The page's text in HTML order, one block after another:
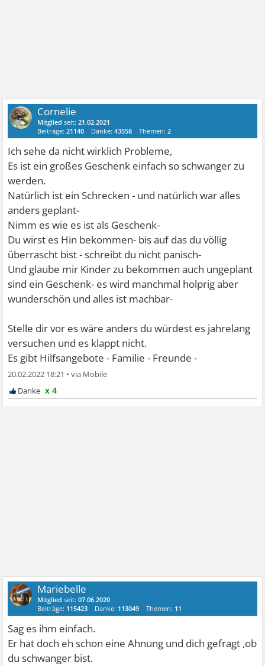
Cornelie
Mitglied seit:21.02.2021
Beiträge:21140 Danke:43558 Themen:2
Ich sehe da nicht wirklich Probleme,
Es ist ein großes Geschenk einfach so schwanger zu
werden.
Natürlich ist ein Schrecken - und natürlich war alles
anders geplant-
Nimm es wie es ist als Geschenk-
Du wirst es Hin bekommen- bis auf das du völlig
überrascht bist - schreibt du nicht panisch-
Und glaube mir Kinder zu bekommen auch ungeplant
sind ein Geschenk- es wird manchmal holprig aber
wunderschön und alles ist machbar-
Stelle dir vor es wäre anders du würdest es jahrelang
versuchen und es klappt nicht.
Es gibt Hilfsangebote - Familie - Freunde -
20.02.2022 18:21 •
x 4
Mariebelle
Mitglied seit:07.06.2020
Beiträge: 115423 Danke: 113049 Themen: 11
Sag es ihm einfach.
Er hat doch eh schon eine Ahnung und dich gefragt ,ob
du schwanger bist.